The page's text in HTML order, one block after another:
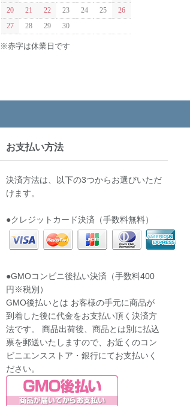
20
21 22 23 24 25
26
27
28 29 30
※赤字は休業日です
お支払い方法
決済方法は、以下の3つからお選びいただ
けます。
●クレジットカード決済（手数料無料）
●GMOコンビニ後払い決済（手数料400
円※税別）
GMO後払いとは お客様の手元に商品が
到着した後に代金をお支払い頂く決済方
法です。 商品出荷後、商品とは別に払込
票を郵送いたしますので、お近くのコン
ビニエンスストア・銀行にてお支払いく
ださい。